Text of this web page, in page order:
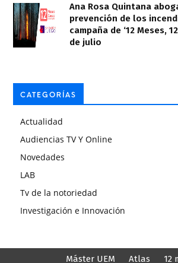
Ana Rosa Quintana
prevención de los
campaña de ‘12 Meses,
de julio
CATEGORÍAS
Actualidad
Audiencias TV Y Online
Novedades
LAB
Tv de la notoriedad
Investigación e Innovación
Máster UEM Atlas 12